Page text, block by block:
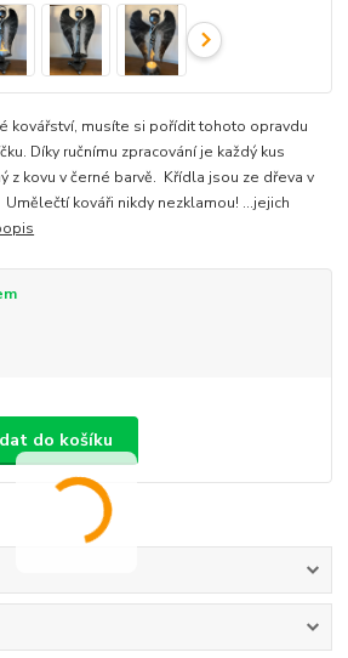
kovářství, musíte si pořídit tohoto opravdu
Díky ručnímu zpracování je každý kus
z kovu v černé barvě. Křídla jsou ze dřeva v
kováři nikdy nezklamou! ...jejich
do košíku